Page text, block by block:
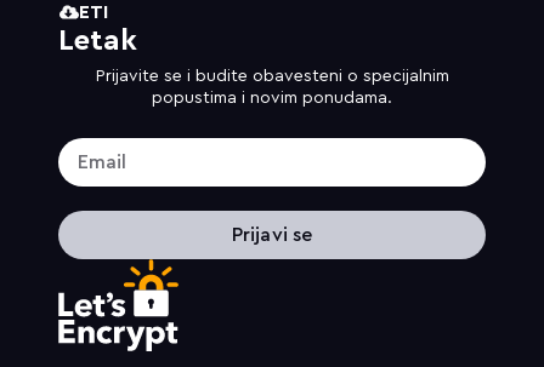
ETI
Letak
Prijavite se i budite obavesteni o specijalnim
popustima i novim ponudama.
Prijavi se